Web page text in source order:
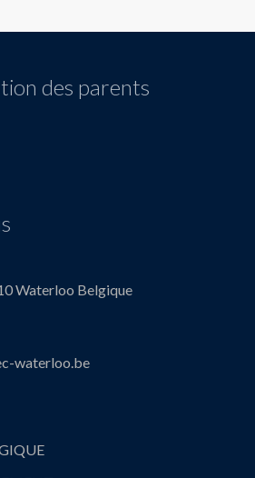
des parents
Waterloo Belgique
waterloo.be